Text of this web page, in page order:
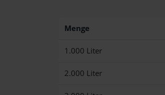
Menge
1.000 Liter
2.000 Liter